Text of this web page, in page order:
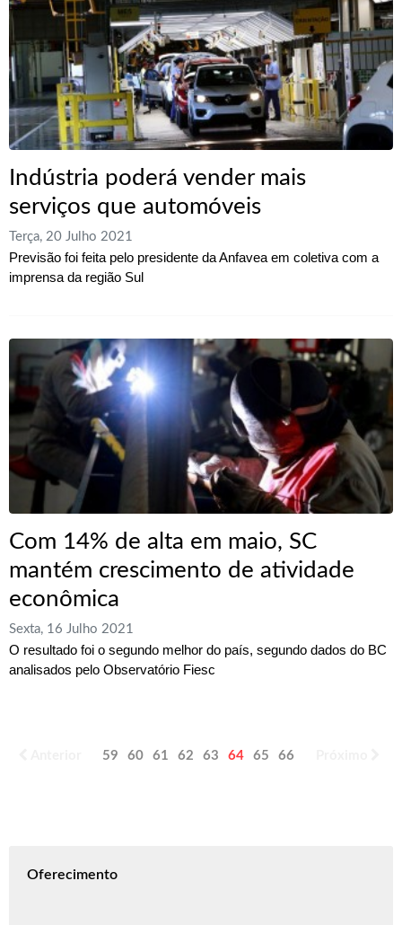
Indústria poderá vender mais
serviços que automóveis
Terça, 20 Julho 2021
Previsão foi feita pelo presidente da Anfavea em coletiva com a
imprensa da região Sul
Com 14% de alta em maio, SC
mantém crescimento de atividade
econômica
Sexta, 16 Julho 2021
O resultado foi o segundo melhor do país, segundo dados do BC
analisados pelo Observatório Fiesc
59 60 61 62 63 64 65 66
Oferecimento